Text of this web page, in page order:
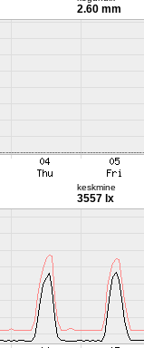
2.60 mm
keskmine
3557 lx